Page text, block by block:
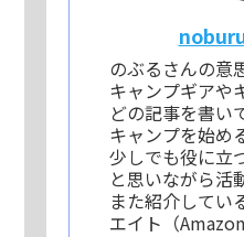
のぶるさんの意
キャンプギアや
どの記事を書い
キャンプを始め
少しでも役に立
と思いながら活
また紹介してい
エイト（